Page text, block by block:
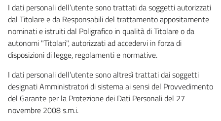
I dati personali dell’utente sono trattati da soggetti autorizzati
dal Titolare e da Responsabili del trattamento appositamente
nominati e istruiti dal Poligrafico in qualità di Titolare o da
autonomi "Titolari", autorizzati ad accedervi in forza di
disposizioni di legge, regolamenti e normative.
I dati personali dell’utente sono altresì trattati dai soggetti
designati Amministratori di sistema ai sensi del Provvedimento
del Garante per la Protezione dei Dati Personali del 27
novembre 2008 s.m.i.